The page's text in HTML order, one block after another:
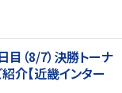
（8/7）決勝トーナ
介【近畿インター